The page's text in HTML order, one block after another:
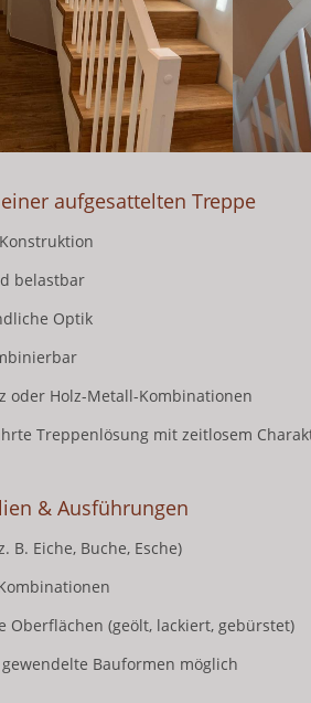
aufgesattelten Treppe
belastbar
Optik
oder Holz-Metall-Kombinationen
Treppenlösung mit zeitlosem
& Ausführungen
B. Eiche, Buche, Esche)
Oberflächen (geölt, lackiert, gebürstet)
gewendelte Bauformen möglich